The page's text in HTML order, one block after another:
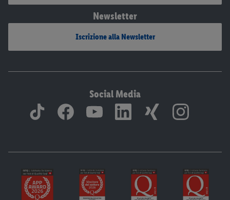
Newsletter
Iscrizione alla Newsletter
Social Media